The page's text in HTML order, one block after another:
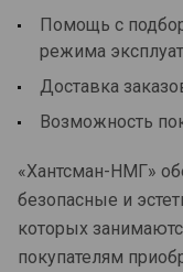
Помощь с
режима
Доставка
Возможность
«Хантсман-НМГ»
безопасные и
которых
покупателям